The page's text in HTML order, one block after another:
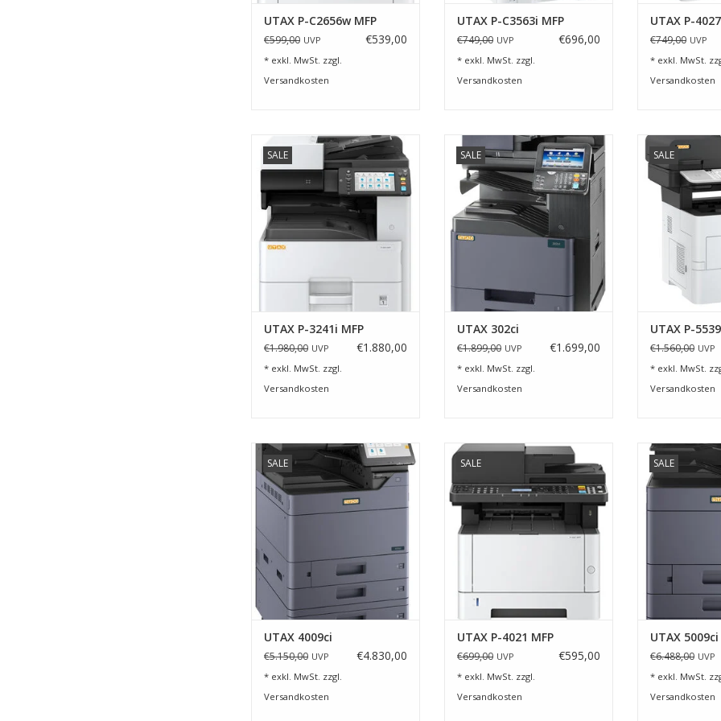
UTAX P-C2656w MFP
€599,00 UVP €539,00
* exkl. MwSt. zzgl.
Versandkosten
UTAX P-C3563i MFP
€749,00 UVP €696,00
* exkl. MwSt. zzgl.
Versandkosten
UTAX P-
€749,00 UVP
* exkl. MwSt.
Versandkosten
SALE
Dieses kompakte DIN-A3-
Multifunktionssystem bietet alles,
was ein Team zur Erledigung und
Erleichterung der täglichen
Aufgaben braucht.
ZUM WARENKORB HINZUFÜGEN
UTAX P-3241i MFP
€1.980,00 UVP €1.880,00
* exkl. MwSt. zzgl.
Versandkosten
SALE
Mit dem 302ci weht ein frischer
Wind durch Ihr Büro, denn er
druckt und scannt mit
berauschenden 30 DIN-A4-
Seiten/Min. und das in Farbe und
schwarz/weiß!
ZUM WARENKORB HINZUFÜGEN
UTAX 302ci
€1.899,00 UVP €1.699,00
* exkl. MwSt. zzgl.
Versandkosten
SALE
UTAX P-
ZUM
UTAX P-
€1.560,00 UVP
* exkl. MwSt.
Versandkosten
SALE
UTAX 4009ci
ZUM WARENKORB HINZUFÜGEN
UTAX 4009ci
€5.150,00 UVP €4.830,00
* exkl. MwSt. zzgl.
Versandkosten
SALE
Mit dem P-4021MFP sind Sie
jederzeit Herr der Lage. Sie
können drucken, kopieren und in
Farbe scannen.
ZUM WARENKORB HINZUFÜGEN
UTAX P-4021 MFP
€699,00 UVP €595,00
* exkl. MwSt. zzgl.
Versandkosten
SALE
Schnelle
und
im
UTAX 5009ci
€6.488,00 UVP
* exkl. MwSt.
Versandkosten